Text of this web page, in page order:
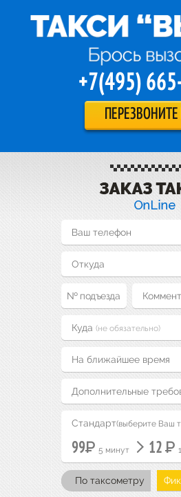
+7(495)
(не обязательно)
На ближайшее время
Дополнительные
Стандарт(выберите Ваш
99Р 5 минут 12 Р
По таксометру